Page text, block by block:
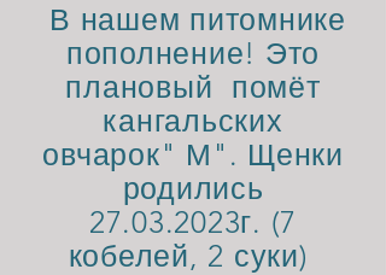
В нашем питомнике
пополнение! Это
плановый помёт
кангальских
овчарок" М". Щенки
родились
27.03.2023г. (7
кобелей, 2 суки)